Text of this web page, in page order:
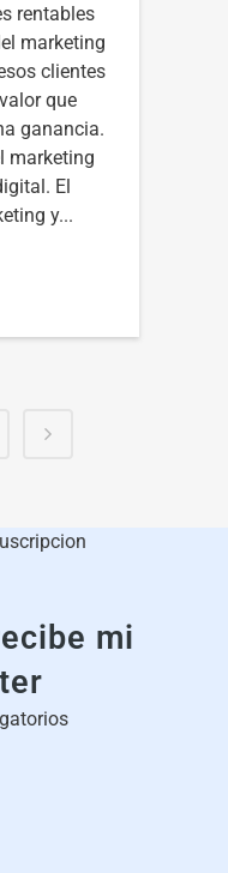
rentables
marketing
clientes
que
ganancia.
marketing
El
y...
mi